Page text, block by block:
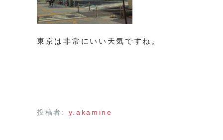
東京は非常にいい天気ですね。
投稿者: y.akamine